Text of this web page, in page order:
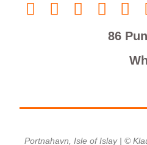
86
Portnahavn, Isle of Islay | ©